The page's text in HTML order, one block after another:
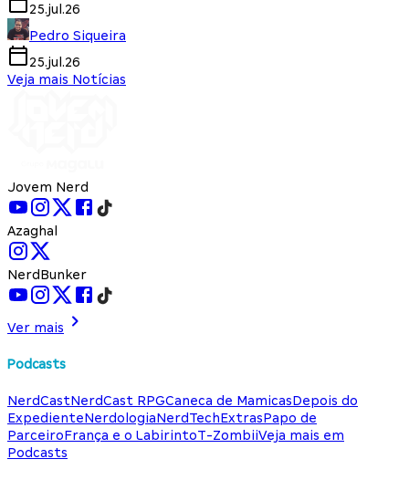
25.jul.26
Pedro Siqueira
25.jul.26
Veja mais Notícias
Jovem Nerd
Azaghal
NerdBunker
Ver mais
Podcasts
NerdCastNerdCast RPGCaneca de MamicasDepois do
ExpedienteNerdologiaNerdTechExtrasPapo de
ParceiroFrança e o LabirintoT-ZombiiVeja mais em
Podcasts